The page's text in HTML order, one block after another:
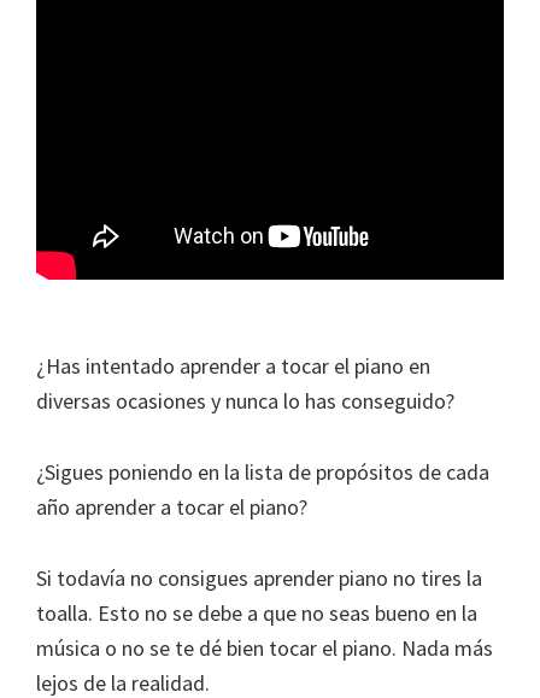
¿Has intentado aprender a tocar el piano en
diversas ocasiones y nunca lo has conseguido?
¿Sigues poniendo en la lista de propósitos de cada
año aprender a tocar el piano?
Si todavía no consigues aprender piano no tires la
toalla. Esto no se debe a que no seas bueno en la
música o no se te dé bien tocar el piano. Nada más
lejos de la realidad.